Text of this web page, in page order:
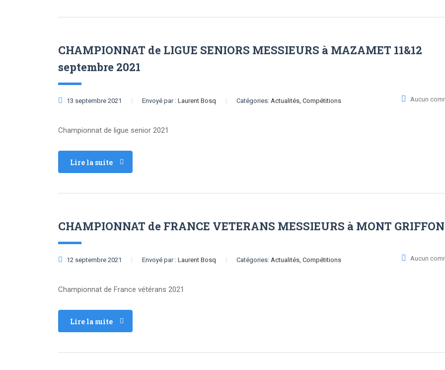
CHAMPIONNAT de LIGUE SENIORS MESSIEURS à MAZAMET 11&12
septembre 2021
13 septembre 2021 Envoyé par : Laurent Bosq Catégories: Actualités, Compétitions Aucun
Championnat de ligue senior 2021
Lire la suite
CHAMPIONNAT de FRANCE VETERANS MESSIEURS à MONT GRIFFON
12 septembre 2021 Envoyé par : Laurent Bosq Catégories: Actualités, Compétitions Aucun
Championnat de France vétérans 2021
Lire la suite